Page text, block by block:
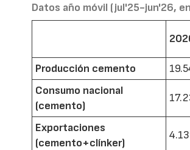
Datos año móvil (jul'25-jun'26,
Producción cemento
Consumo nacional
(cemento)
Exportaciones
(cemento+clínker)